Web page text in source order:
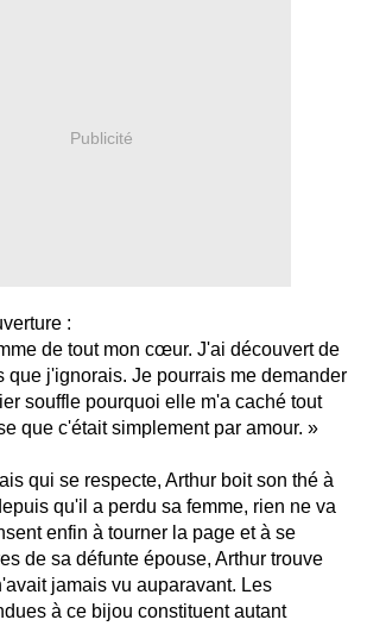
Publicité
:
de tout mon cœur. J'ai découvert de
que j'ignorais. Je pourrais me demander
souffle pourquoi elle m'a caché tout
que c'était simplement par amour. »
qui se respecte, Arthur boit son thé à
qu'il a perdu sa femme, rien ne va
enfin à tourner la page et à se
de sa défunte épouse, Arthur trouve
jamais vu auparavant. Les
à ce bijou constituent autant